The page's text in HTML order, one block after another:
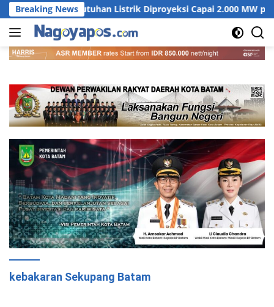
Langsung
ke
konten
Breaking News
Listrik Diproyeksi Capai 2.000 MW pada 2031
kebakaran Sekupang Batam